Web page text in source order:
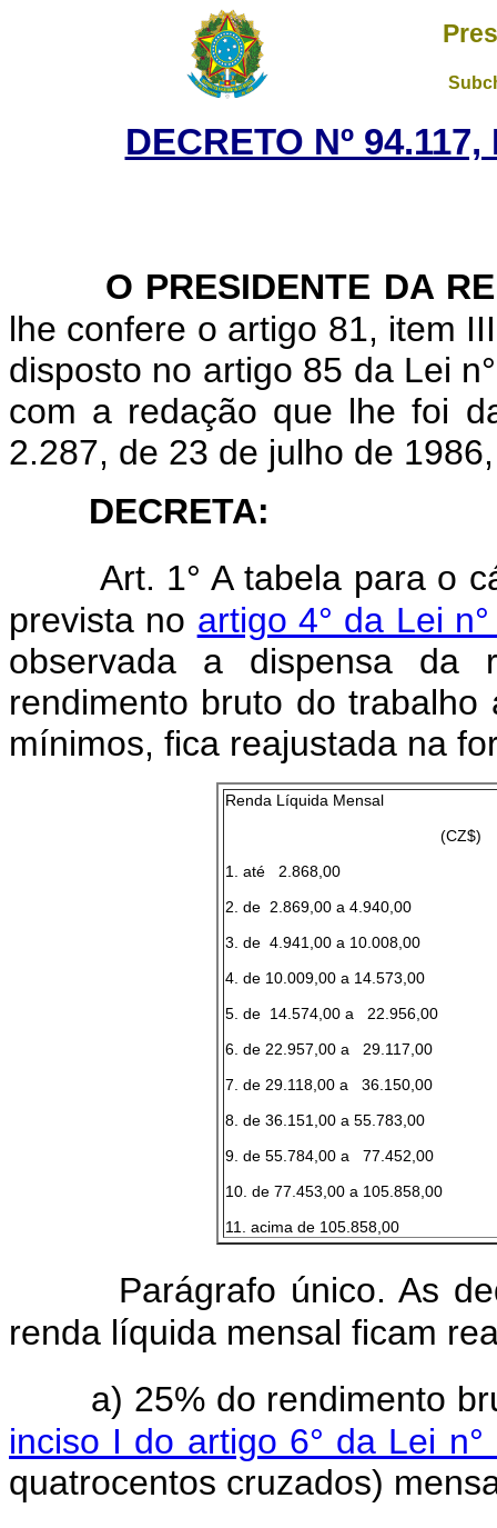
DECRETO Nº
O PRESIDENTE DA
lhe confere o artigo 81, item
disposto no artigo 85 da Lei
com a redação que lhe foi
2.287, de 23 de julho de 1986,
DECRETA:
Art. 1° A tabela para o
prevista no artigo 4° da Lei
observada a dispensa da
rendimento bruto do
mínimos, fica reajustada na
Renda Líquida Mensal
(CZ$)
1. até 2.868,00
2. de 2.869,00 a 4.940,00
3. de 4.941,00 a 10.008,00
4. de 10.009,00 a 14.573,00
5. de 14.574,00 a 22.956,00
6. de 22.957,00 a 29.117,00
7. de 29.118,00 a 36.150,00
8. de 36.151,00 a 55.783,00
9. de 55.784,00 a 77.452,00
10. de 77.453,00 a 105.858,00
11. acima de 105.858,00
Parágrafo único. As
renda líquida mensal ficam
a) 25% do rendimento
inciso I do artigo 6° da Lei n°
quatrocentos cruzados)